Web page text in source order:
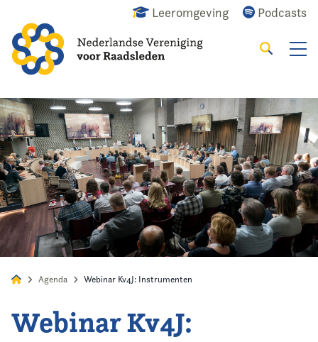
Leeromgeving Podcasts
Alles Nieuws Agenda Raadslid
Zoeken
Home
Agenda Webinar Kv4J: Instrumenten
Webinar Kv4J: